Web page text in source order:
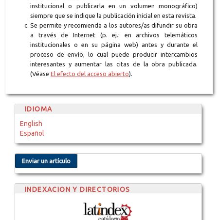
institucional o publicarla en un volumen monográfico)
siempre que se indique la publicación inicial en esta revista.
Se permite y recomienda a los autores/as difundir su obra
a través de Internet (p. ej.: en archivos telemáticos
institucionales o en su página web) antes y durante el
proceso de envío, lo cual puede producir intercambios
interesantes y aumentar las citas de la obra publicada.
(Véase El efecto del acceso abierto).
IDIOMA
English
Español
Enviar un artículo
INDEXACION Y DIRECTORIOS